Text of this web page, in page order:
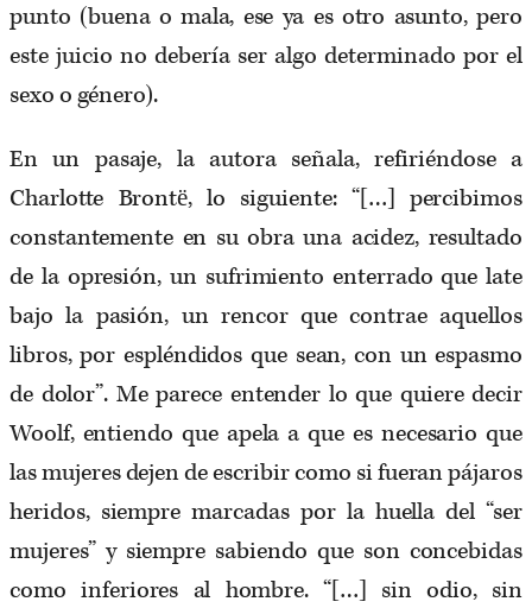
punto (buena o mala, ese ya es otro asunto, pero
este juicio no debería ser algo determinado por el
sexo o género).
En un pasaje, la autora señala, refiriéndose a
Charlotte Brontë, lo siguiente: “[…] percibimos
constantemente en su obra una acidez, resultado
de la opresión, un sufrimiento enterrado que late
bajo la pasión, un rencor que contrae aquellos
libros, por espléndidos que sean, con un espasmo
de dolor”. Me parece entender lo que quiere decir
Woolf, entiendo que apela a que es necesario que
las mujeres dejen de escribir como si fueran pájaros
heridos, siempre marcadas por la huella del “ser
mujeres” y siempre sabiendo que son concebidas
como inferiores al hombre. “[…] sin odio, sin